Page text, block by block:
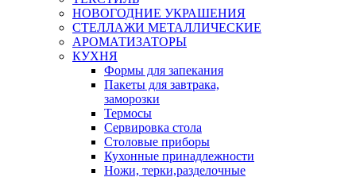
НОВОГОДНИЕ УКРАШЕНИЯ
СТЕЛЛАЖИ МЕТАЛЛИЧЕСКИЕ
АРОМАТИЗАТОРЫ
КУХНЯ
Формы для запекания
Пакеты для завтрака,
заморозки
Термосы
Сервировка стола
Столовые приборы
Кухонные принадлежности
Ножи, терки,разделочные